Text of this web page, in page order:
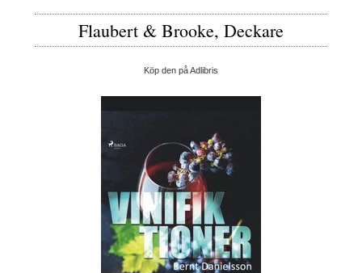
Flaubert & Brooke, Deckare
Köp den på Adlibris